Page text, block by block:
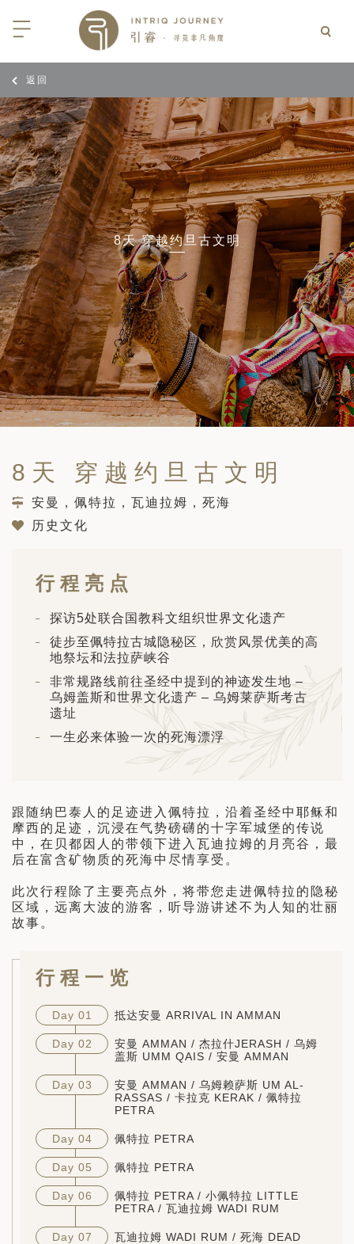
陆
非
加索
中美洲
北极
蒙
亚
亚
伯
合酋长国
坦
斯坦
斯坦
亚
加
亚
和黑塞哥维那
同行
三重奏: 野性、山海与醇香（2026
日-9月25日）
大丘吉尔北极熊、白鲸与飞鸟
7月14日 – 7月21日）
其东部之旅：穿越古老的景观
5月5日 – 15日）
索拼图: 阿塞拜疆, 格鲁吉亚 & 亚
2026年5月15日-27日）
加斯加空中游猎 （2026年6月1
）
干地区的希腊与罗马遗产 – 奥尔
行（2026年6月1日 – 13日）
牙比利牛斯山道与巴斯克雅致旅程
亚大迁徙与黑猩猩 游猎之旅
斯远东 ：原始荒野与被遗忘的历
-9月18日）
富汗: 传奇古国的前世文明（2026
日 – 10 月 3 日）
的海之路：爱沙尼亚、拉脱维亚和
2026年10月5日至16日）
阿拉伯 · 奇迹王国 (2026 年 11
— 26 日)
｜大溪地白兰度度假村尽享极致体
| AMANWELLA印度洋锡兰时光
｜文华东方迪沙鲁海岸THE
酒店
｜阿玛哈豪华精选沙漠度假村及水
｜ 不丹COMO UMA 喜马拉雅深处
｜卓美亚阿拉伯港酒店
队
伙伴
返回
8天 穿越约旦古文明
8天 穿越约旦古文明
安曼，佩特拉，瓦迪拉姆，死海
历史文化
行程亮点
探访5处联合国教科文组织世界文化遗产
徒步至佩特拉古城隐秘区，欣赏风景优美的高
地祭坛和法拉萨峡谷
非常规路线前往圣经中提到的神迹发生地 –
乌姆盖斯和世界文化遗产 – 乌姆莱萨斯考古
遗址
一生必来体验一次的死海漂浮
跟随纳巴泰人的足迹进入佩特拉，沿着圣经中耶稣和
摩西的足迹，沉浸在气势磅礴的十字军城堡的传说
中，在贝都因人的带领下进入瓦迪拉姆的月亮谷，最
后在富含矿物质的死海中尽情享受。
此次行程除了主要亮点外，将带您走进佩特拉的隐秘
区域，远离大波的游客，听导游讲述不为人知的壮丽
故事。
行程一览
Day 01 抵达安曼 ARRIVAL IN AMMAN
Day 02
安曼 AMMAN / 杰拉什JERASH / 乌姆
盖斯 UMM QAIS / 安曼 AMMAN
Day 03
安曼 AMMAN / 乌姆赖萨斯 UM AL-
RASSAS / 卡拉克 KERAK / 佩特拉
PETRA
Day 04 佩特拉 PETRA
Day 05 佩特拉 PETRA
Day 06
佩特拉 PETRA / 小佩特拉 LITTLE
PETRA / 瓦迪拉姆 WADI RUM
Day 07
瓦迪拉姆 WADI RUM / 死海 DEAD